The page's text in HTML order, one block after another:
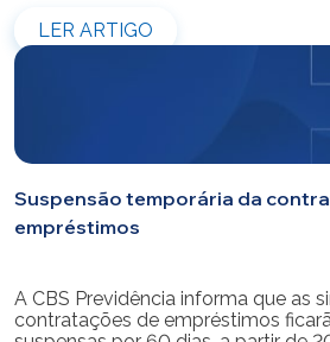
LER ARTIGO
Suspensão temporária da
empréstimos
A CBS Previdência informa que as
contratações de empréstimos